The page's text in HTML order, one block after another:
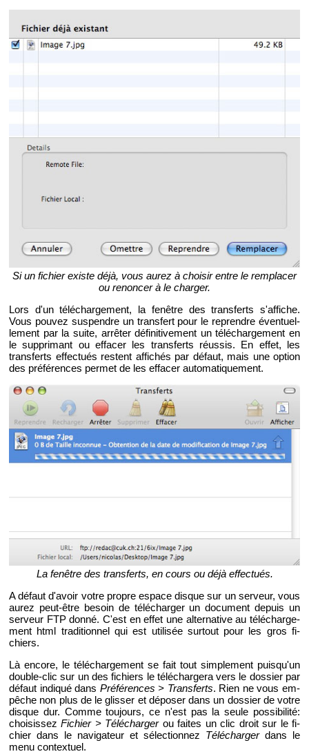
Si un fi­chier existe déjà, vous aurez à choi­sir entre le rem­pla­cer
ou re­non­cer à le char­ger.
Lors d'un té­lé­char­ge­ment, la fe­nêtre des trans­ferts s'af­fiche.
Vous pou­vez sus­pendre un trans­fert pour le re­prendre éven­tuel­
le­ment par la suite, ar­rê­ter dé­fi­ni­ti­ve­ment un té­lé­char­ge­ment en
le sup­pri­mant ou ef­fa­cer les trans­ferts réus­sis. En effet, les
trans­ferts ef­fec­tués res­tent af­fi­chés par dé­faut, mais une op­tion
des pré­fé­rences per­met de les ef­fa­cer au­to­ma­ti­que­ment.
La fe­nêtre des trans­ferts, en cours ou déjà ef­fec­tués.
A dé­faut d'avoir votre propre es­pace disque sur un ser­veur, vous
aurez peut-être be­soin de té­lé­char­ger un do­cu­ment de­puis un
ser­veur FTP donné. C'est en effet une al­ter­na­tive au té­lé­char­ge­
ment html tra­di­tion­nel qui est uti­li­sée sur­tout pour les gros fi­
chiers.
Là en­core, le té­lé­char­ge­ment se fait tout sim­ple­ment puis­qu'un
double-clic sur un des fi­chiers le té­lé­char­gera vers le dos­sier par
dé­faut in­di­qué dans Pré­fé­rences > Trans­ferts. Rien ne vous em­
pêche non plus de le glis­ser et dé­po­ser dans un dos­sier de votre
disque dur. Comme tou­jours, ce n'est pas la seule pos­si­bi­lité:
choi­sis­sezFi­chier > Té­lé­char­gerou faites un clic droit sur le fi­
chier dans le na­vi­ga­teur et sé­lec­tion­nez Té­lé­char­gerdans le
menu contex­tuel.